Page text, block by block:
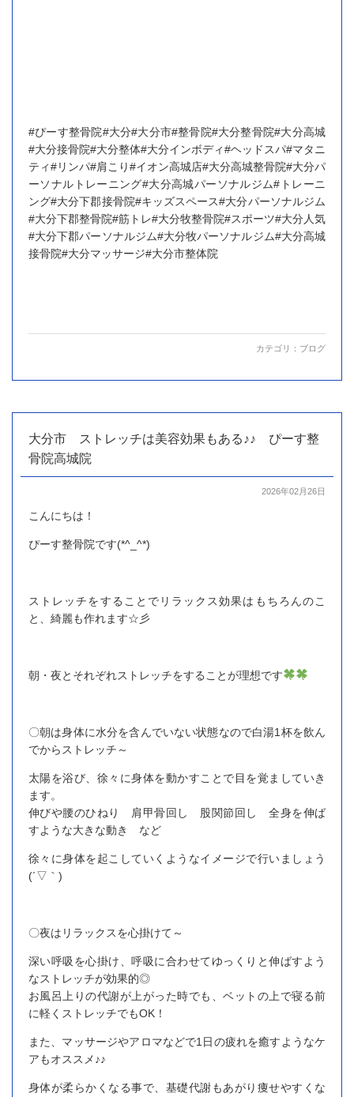
#ぴーす整骨院#大分#大分市#整骨院#大分整骨院#大分高城
#大分接骨院#大分整体#大分インボディ#ヘッドスパ#マタニ
ティ#リンパ#肩こり#イオン高城店#大分高城整骨院#大分パ
ーソナルトレーニング#大分高城パーソナルジム#トレーニ
ング#大分下郡接骨院#キッズスペース#大分パーソナルジム
#大分下郡整骨院#筋トレ#大分牧整骨院#スポーツ#大分人気
#大分下郡パーソナルジム#大分牧パーソナルジム#大分高城
接骨院#大分マッサージ#大分市整体院
カテゴリ： ブログ
大分市 ストレッチは美容効果もある♪♪ ぴーす整
骨院高城院
2026年02月26日
こんにちは！
ぴーす整骨院です(*^_^*)
ストレッチをすることでリラックス効果はもちろんのこ
と、綺麗も作れます☆彡
朝・夜とそれぞれストレッチをすることが理想です
〇朝は身体に水分を含んでいない状態なので白湯1杯を飲ん
でからストレッチ～
太陽を浴び、徐々に身体を動かすことで目を覚ましていき
ます。
伸びや腰のひねり 肩甲骨回し 股関節回し 全身を伸ば
すような大きな動き など
徐々に身体を起こしていくようなイメージで行いましょう
(´▽｀)
〇夜はリラックスを心掛けて～
深い呼吸を心掛け、呼吸に合わせてゆっくりと伸ばすよう
なストレッチが効果的◎
お風呂上りの代謝が上がった時でも、ベットの上で寝る前
に軽くストレッチでもOK！
また、マッサージやアロマなどで1日の疲れを癒すようなケ
アもオススメ♪♪
身体が柔らかくなる事で、基礎代謝もあがり痩せやすくな